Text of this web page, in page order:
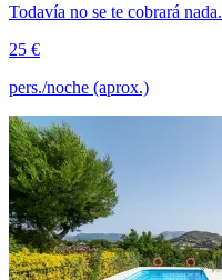
Todavía no se te cobrará nada.
25 €
pers./noche (aprox.)